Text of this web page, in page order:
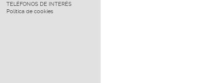
TELÉFONOS DE INTERÉS
Política de cookies